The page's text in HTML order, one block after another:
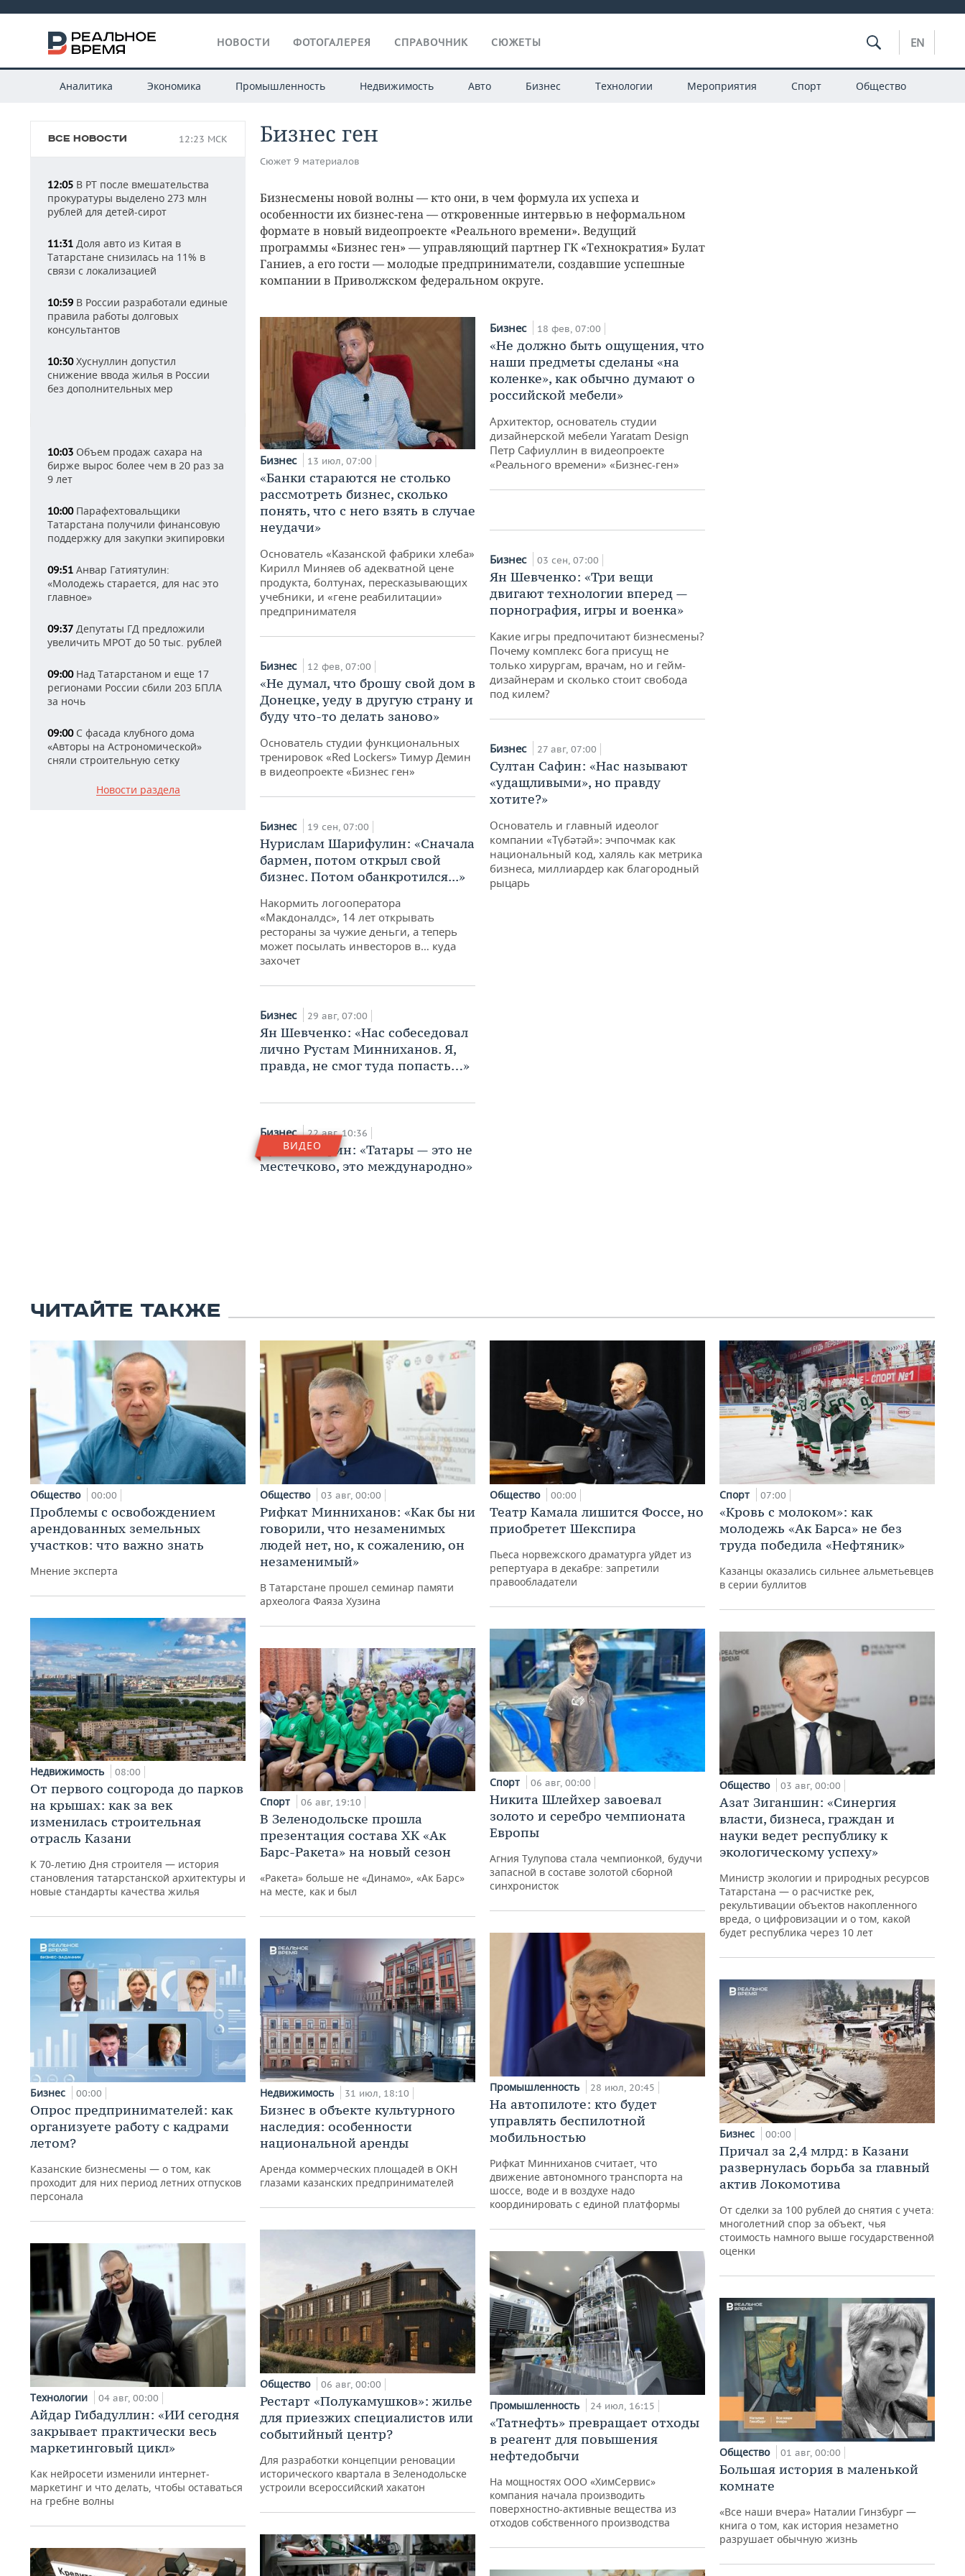
НОВОСТИ ФОТОГАЛЕРЕЯ СПРАВОЧНИК СЮЖЕТЫ EN
Аналитика Экономика Промышленность Недвижимость Авто Бизнес Технологии Мероприятия Спорт Общество
ВСЕ НОВОСТИ 12:23 МСК
12:05 В РТ после вмешательства
прокуратуры выделено 273 млн
рублей для детей-сирот
11:31 Доля авто из Китая в
Татарстане снизилась на 11% в
связи с локализацией
10:59 В России разработали единые
правила работы долговых
консультантов
10:30Хуснуллин допустил
снижение ввода жилья в России
без дополнительных мер
10:03 Объем продаж сахара на
бирже вырос более чем в 20 раз за
9 лет
10:00Парафехтовальщики
Татарстана получили финансовую
поддержку для закупки экипировки
09:51 Анвар Гатиятулин:
«Молодежь старается, для нас это
главное»
09:37 Депутаты ГД предложили
увеличить МРОТ до 50 тыс. рублей
09:00Над Татарстаном и еще 17
регионами России сбили 203 БПЛА
за ночь
09:00С фасада клубного дома
«Авторы на Астрономической»
сняли строительную сетку
Новости раздела
Бизнес ген
Сюжет 9 материалов
Бизнесмены новой волны — кто они, в чем формула их успеха и
особенности их бизнес-гена — откровенные интервью в неформальном
формате в новый видеопроекте «Реального времени». Ведущий
программы «Бизнес ген» — управляющий партнер ГК «Технократия» Булат
Ганиев, а его гости — молодые предприниматели, создавшие успешные
компании в Приволжском федеральном округе.
Бизнес 13 июл, 07:00
«Банки стараются не столько
рассмотреть бизнес, сколько
понять, что с него взять в случае
неудачи»
Основатель «Казанской фабрики хлеба»
Кирилл Миняев об адекватной цене
продукта, болтунах, пересказывающих
учебники, и «гене реабилитации»
предпринимателя
Бизнес 12 фев, 07:00
«Не думал, что брошу свой дом в
Донецке, уеду в другую страну и
буду что-то делать заново»
Основатель студии функциональных
тренировок «Red Lockers» Тимур Демин
в видеопроекте «Бизнес ген»
Бизнес 19 сен, 07:00
Нурислам Шарифулин: «Сначала
бармен, потом открыл свой
бизнес. Потом обанкротился...»
Накормить логооператора
«Макдоналдс», 14 лет открывать
рестораны за чужие деньги, а теперь
может посылать инвесторов в… куда
захочет
Бизнес 29 авг, 07:00
Ян Шевченко: «Нас собеседовал
лично Рустам Минниханов. Я,
правда, не смог туда попасть…»
ВИДЕО
Бизнес 22 авг, 10:36
Султан Сафин: «Татары — это не
местечково, это международно»
Бизнес 18 фев, 07:00
«Не должно быть ощущения, что
наши предметы сделаны «на
коленке», как обычно думают о
российской мебели»
Архитектор, основатель студии
дизайнерской мебели Yaratam Design
Петр Сафиуллин в видеопроекте
«Реального времени» «Бизнес-ген»
Бизнес
«Условия для сельского
бизнеса в России одни из
лучших в мире. Нигде нет
таких дешевых денег»
04 окт, 07:00
Бизнес 03 сен, 07:00
Ян Шевченко: «Три вещи
двигают технологии вперед —
порнография, игры и военка»
Какие игры предпочитают бизнесмены?
Почему комплекс бога присущ не
только хирургам, врачам, но и гейм-
дизайнерам и сколько стоит свобода
под килем?
Бизнес 27 авг, 07:00
Султан Сафин: «Нас называют
«удащливыми», но правду
хотите?»
Основатель и главный идеолог
компании «Түбәтәй»: эчпочмак как
национальный код, халяль как метрика
бизнеса, миллиардер как благородный
рыцарь
ЧИТАЙТЕ ТАКЖЕ
Общество 00:00
Проблемы с освобождением
арендованных земельных
участков: что важно знать
Мнение эксперта
Недвижимость 08:00
От первого соцгорода до парков
на крышах: как за век
изменилась строительная
отрасль Казани
К 70-летию Дня строителя — история
становления татарстанской архитектуры и
новые стандарты качества жилья
Бизнес 00:00
Опрос предпринимателей: как
организуете работу с кадрами
летом?
Казанские бизнесмены — о том, как
проходит для них период летних отпусков
персонала
Технологии 04 авг, 00:00
Айдар Гибадуллин: «ИИ сегодня
закрывает практически весь
маркетинговый цикл»
Как нейросети изменили интернет-
маркетинг и что делать, чтобы оставаться
на гребне волны
Общество 03 авг, 00:00
Рифкат Минниханов: «Как бы ни
говорили, что незаменимых
людей нет, но, к сожалению, он
незаменимый»
В Татарстане прошел семинар памяти
археолога Фаяза Хузина
Спорт 06 авг, 19:10
В Зеленодольске прошла
презентация состава ХК «Ак
Барс-Ракета» на новый сезон
«Ракета» больше не «Динамо», «Ак Барс»
на месте, как и был
Недвижимость 31 июл, 18:10
Бизнес в объекте культурного
наследия: особенности
национальной аренды
Аренда коммерческих площадей в ОКН
глазами казанских предпринимателей
Общество 06 авг, 00:00
Рестарт «Полукамушков»: жилье
для приезжих специалистов или
событийный центр?
Для разработки концепции реновации
исторического квартала в Зеленодольске
устроили всероссийский хакатон
Общество 00:00
Театр Камала лишится Фоссе, но
приобретет Шекспира
Пьеса норвежского драматурга уйдет из
репертуара в декабре: запретили
правообладатели
Спорт 06 авг, 00:00
Никита Шлейхер завоевал
золото и серебро чемпионата
Европы
Агния Тулупова стала чемпионкой, будучи
запасной в составе золотой сборной
синхронисток
Промышленность 28 июл, 20:45
На автопилоте: кто будет
управлять беспилотной
мобильностью
Рифкат Минниханов считает, что
движение автономного транспорта на
шоссе, воде и в воздухе надо
координировать с единой платформы
Промышленность 24 июл, 16:15
«Татнефть» превращает отходы
в реагент для повышения
нефтедобычи
На мощностях ООО «ХимСервис»
компания начала производить
поверхностно-активные вещества из
отходов собственного производства
Спорт 07:00
«Кровь с молоком»: как
молодежь «Ак Барса» не без
труда победила «Нефтяник»
Казанцы оказались сильнее альметьевцев
в серии буллитов
Общество 03 авг, 00:00
Азат Зиганшин: «Синергия
власти, бизнеса, граждан и
науки ведет республику к
экологическому успеху»
Министр экологии и природных ресурсов
Татарстана — о расчистке рек,
рекультивации объектов накопленного
вреда, о цифровизации и о том, какой
будет республика через 10 лет
Бизнес 00:00
Причал за 2,4 млрд: в Казани
развернулась борьба за главный
актив Локомотива
От сделки за 100 рублей до снятия с учета:
многолетний спор за объект, чья
стоимость намного выше государственной
оценки
Общество 01 авг, 00:00
Большая история в маленькой
комнате
«Все наши вчера» Наталии Гинзбург —
книга о том, как история незаметно
разрушает обычную жизнь